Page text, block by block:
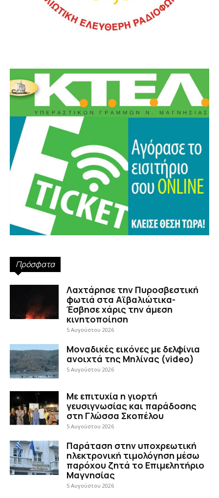
Πρόσφατα
Λαχτάρησε την Πυροσβεστική
φωτιά στα Αϊβαλιώτικα-
Έσβησε χάρις την άμεση
κινητοποίηση
5 Αυγούστου 2026
Μοναδικές εικόνες με δελφίνια
ανοιχτά της Μηλίνας (video)
5 Αυγούστου 2026
Με επιτυχία η γιορτή
γευσιγνωσίας και παράδοσης
στη Γλώσσα Σκοπέλου
5 Αυγούστου 2026
Παράταση στην υποχρεωτική
ηλεκτρονική τιμολόγηση μέσω
παρόχου ζητά το Επιμελητήριο
Μαγνησίας
5 Αυγούστου 2026